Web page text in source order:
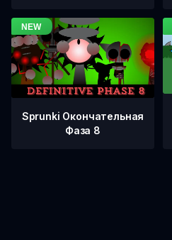
Sprunki Окончательная
Фаза 8